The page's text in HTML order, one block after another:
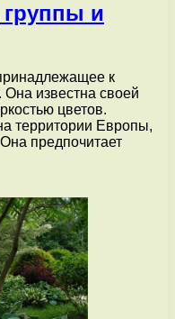
и
к
известна своей
цветов.
территории Европы,
предпочитает